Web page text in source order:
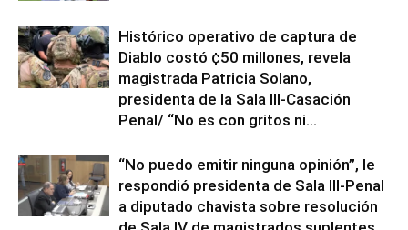
Histórico operativo de captura de
Diablo costó ¢50 millones, revela
magistrada Patricia Solano,
presidenta de la Sala III-Casación
Penal/ “No es con gritos ni...
“No puedo emitir ninguna opinión”, le
respondió presidenta de Sala III-Penal
a diputado chavista sobre resolución